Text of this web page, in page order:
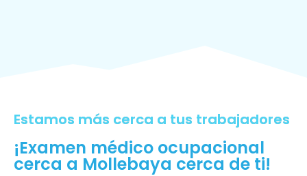
Estamos más cerca a tus trabajadores
¡Examen médico ocupacional
cerca a Mollebaya cerca de ti!